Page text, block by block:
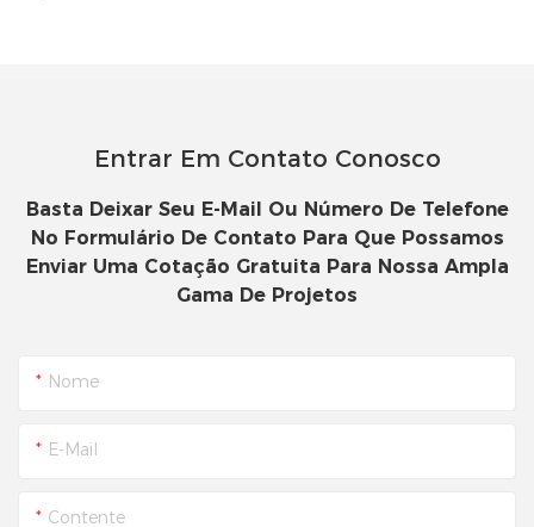
Entrar Em Contato Conosco
Basta Deixar Seu E-Mail Ou Número De Telefone
No Formulário De Contato Para Que Possamos
Enviar Uma Cotação Gratuita Para Nossa Ampla
Gama De Projetos
Nome
E-Mail
Contente